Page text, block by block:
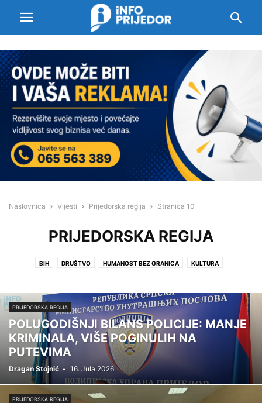
Naslovnica Vijesti Prijedorska regija Stranica 10
PRIJEDORSKA REGIJA
BIH DRUŠTVO HUMANOST BEZ GRANICA KULTURA
ŽIVOT
PRIJEDORSKA REGIJA
POLUGODIŠNJI BILANS POLICIJE: MANJE
KRIMINALA, VIŠE POGINULIH NA
PUTEVIMA
Dragan Stojnić - 16. Jula 2026.
PRIJEDORSKA REGIJA